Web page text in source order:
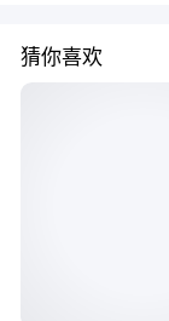
猜你喜欢